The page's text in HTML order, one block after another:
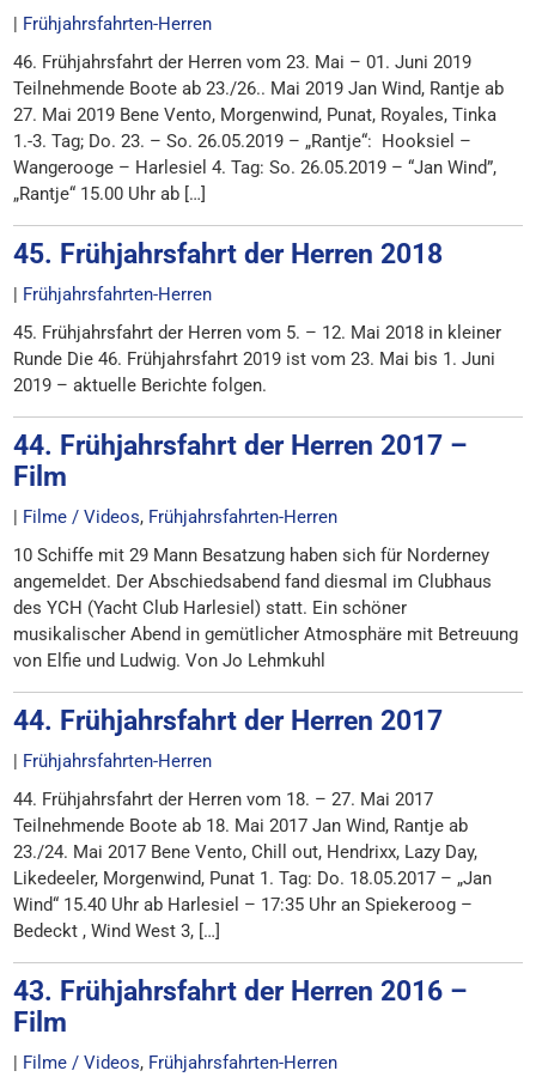
| Frühjahrsfahrten-Herren
46. Frühjahrsfahrt der Herren vom 23. Mai – 01. Juni 2019
Teilnehmende Boote ab 23./26.. Mai 2019 Jan Wind, Rantje ab
27. Mai 2019 Bene Vento, Morgenwind, Punat, Royales, Tinka
1.-3. Tag; Do. 23. – So. 26.05.2019 – „Rantje“: Hooksiel –
Wangerooge – Harlesiel 4. Tag: So. 26.05.2019 – “Jan Wind”,
„Rantje“ 15.00 Uhr ab […]
45. Frühjahrsfahrt der Herren 2018
| Frühjahrsfahrten-Herren
45. Frühjahrsfahrt der Herren vom 5. – 12. Mai 2018 in kleiner
Runde Die 46. Frühjahrsfahrt 2019 ist vom 23. Mai bis 1. Juni
2019 – aktuelle Berichte folgen.
44. Frühjahrsfahrt der Herren 2017 –
Film
| Filme / Videos, Frühjahrsfahrten-Herren
10 Schiffe mit 29 Mann Besatzung haben sich für Norderney
angemeldet. Der Abschiedsabend fand diesmal im Clubhaus
des YCH (Yacht Club Harlesiel) statt. Ein schöner
musikalischer Abend in gemütlicher Atmosphäre mit Betreuung
von Elfie und Ludwig. Von Jo Lehmkuhl
44. Frühjahrsfahrt der Herren 2017
| Frühjahrsfahrten-Herren
44. Frühjahrsfahrt der Herren vom 18. – 27. Mai 2017
Teilnehmende Boote ab 18. Mai 2017 Jan Wind, Rantje ab
23./24. Mai 2017 Bene Vento, Chill out, Hendrixx, Lazy Day,
Likedeeler, Morgenwind, Punat 1. Tag: Do. 18.05.2017 – „Jan
Wind“ 15.40 Uhr ab Harlesiel – 17:35 Uhr an Spiekeroog –
Bedeckt , Wind West 3, […]
43. Frühjahrsfahrt der Herren 2016 –
Film
| Filme / Videos, Frühjahrsfahrten-Herren